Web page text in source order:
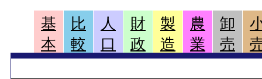
基
本
比
較
人
口
財
政
製
造
農
業
卸
売